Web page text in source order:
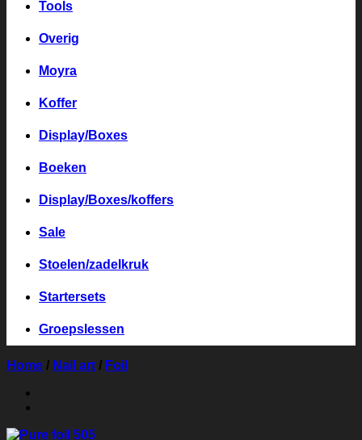
Tools
Overig
Moyra
Koffer
Display/Boxes
Boeken
Display/Boxes/koffers
Sale
Stoelen/zadelkruk
Startersets
Groepslessen
Home / Nail art / Foil